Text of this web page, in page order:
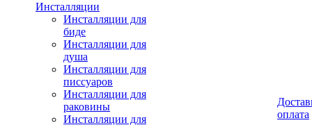
Инсталляции
Инсталляции для
биде
Инсталляции для
душа
Инсталляции для
писсуаров
Инсталляции для
раковины
Инсталляции для
оплата